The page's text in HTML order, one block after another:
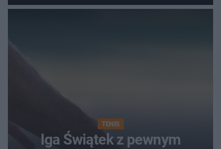
TENIS
Iga Świątek z pewnym